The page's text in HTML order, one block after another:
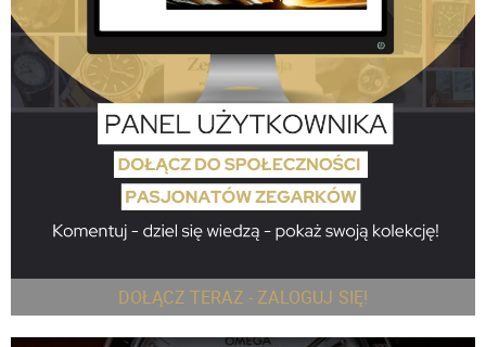
DOŁĄCZ TERAZ - ZALOGUJ SIĘ!